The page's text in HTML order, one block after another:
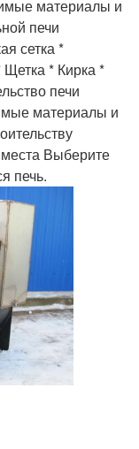
материалы и
печи
сетка *
* Кирка *
печи
материалы и
Выберите
печь.